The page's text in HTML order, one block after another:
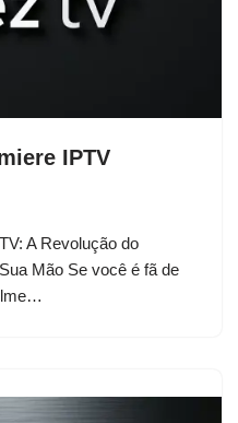
IPTV
A Revolução do
Mão Se você é fã de